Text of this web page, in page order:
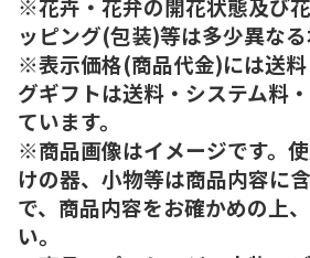
ッピング(包装)等は多少異なる
※表示価格(商品代金)には送
グギフトは送料・システム料
ています。
※商品画像はイメージです。
けの器、小物等は商品内容に
で、商品内容をお確かめの上
い。